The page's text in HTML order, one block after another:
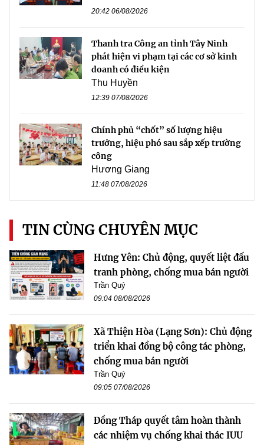
20:42 06/08/2026
Thanh tra Công an tỉnh Tây Ninh
phát hiện vi phạm tại các cơ sở kinh
doanh có điều kiện
Thu Huyền
12:39 07/08/2026
Chính phủ “chốt” số lượng hiệu
trưởng, hiệu phó sau sắp xếp trường
công
Hương Giang
11:48 07/08/2026
TIN CÙNG CHUYÊN MỤC
Hưng Yên: Chủ động, quyết liệt đấu
tranh phòng, chống mua bán người
Trần Quý
09:04 08/08/2026
Xã Thiện Hòa (Lạng Sơn): Chủ động
triển khai đồng bộ công tác phòng,
chống mua bán người
Trần Quý
09:05 07/08/2026
Đồng Tháp quyết tâm hoàn thành
các nhiệm vụ chống khai thác IUU